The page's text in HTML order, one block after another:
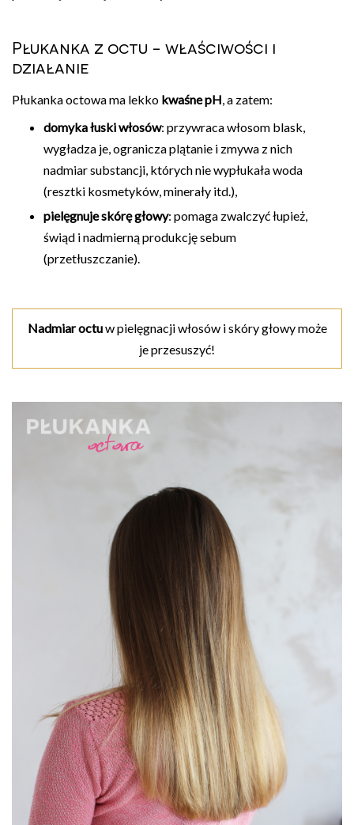
Płukanka z octu - właściwości i
działanie
Płukanka octowa ma lekko kwaśne pH , a zatem:
domyka łuski włosów: przywraca włosom blask,
wygładza je, ogranicza plątanie i zmywa z nich
nadmiar substancji, których nie wypłukała woda
(resztki kosmetyków, minerały itd.),
pielęgnuje skórę głowy: pomaga zwalczyć łupież,
świąd i nadmierną produkcję sebum
(przetłuszczanie).
Nadmiar octuw pielęgnacji włosów i skóry głowy może
je przesuszyć!